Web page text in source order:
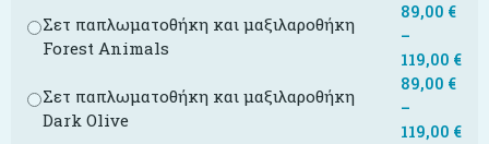
Σετ παπλωματοθήκη και μαξιλαροθήκη
Forest Animals
89,00 €
–
119,00 €
Σετ παπλωματοθήκη και μαξιλαροθήκη
Dark Olive
89,00 €
–
119,00 €